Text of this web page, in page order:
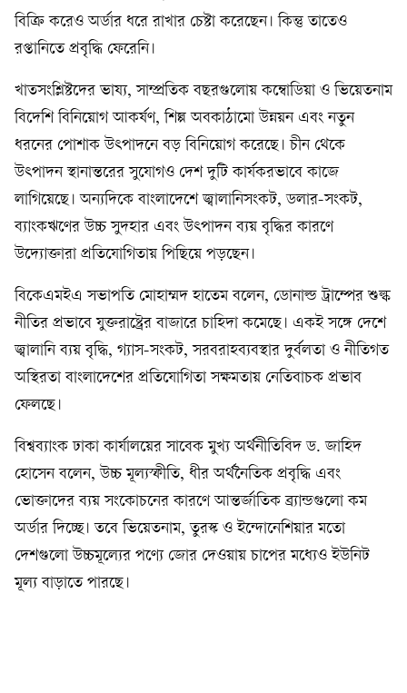
বিক্রি করেও অর্ডার ধরে রাখার চেষ্টা করেছেন। কিন্তু তাতেও
রপ্তানিতে প্রবৃদ্ধি ফেরেনি।
খাতসংশ্লিষ্টদের ভাষ্য, সাম্প্রতিক বছরগুলোয় কম্বোডিয়া ও ভিয়েতনাম
বিদেশি বিনিয়োগ আকর্ষণ, শিল্প অবকাঠামো উন্নয়ন এবং নতুন
ধরনের পোশাক উৎপাদনে বড় বিনিয়োগ করেছে। চীন থেকে
উৎপাদন স্থানান্তরের সুযোগও দেশ দুটি কার্যকরভাবে কাজে
লাগিয়েছে। অন্যদিকে বাংলাদেশে জ্বালানিসংকট, ডলার-সংকট,
ব্যাংকঋণের উচ্চ সুদহার এবং উৎপাদন ব্যয় বৃদ্ধির কারণে
উদ্যোক্তারা প্রতিযোগিতায় পিছিয়ে পড়ছেন।
বিকেএমইএ সভাপতি মোহাম্মদ হাতেম বলেন, ডোনাল্ড ট্রাম্পের শুল্ক
নীতির প্রভাবে যুক্তরাষ্ট্রের বাজারে চাহিদা কমেছে। একই সঙ্গে দেশে
জ্বালানি ব্যয় বৃদ্ধি, গ্যাস-সংকট, সরবরাহব্যবস্থার দুর্বলতা ও নীতিগত
অস্থিরতা বাংলাদেশের প্রতিযোগিতা সক্ষমতায় নেতিবাচক প্রভাব
ফেলছে।
বিশ্বব্যাংক ঢাকা কার্যালয়ের সাবেক মুখ্য অর্থনীতিবিদ ড. জাহিদ
হোসেন বলেন, উচ্চ মূল্যস্ফীতি, ধীর অর্থনৈতিক প্রবৃদ্ধি এবং
ভোক্তাদের ব্যয় সংকোচনের কারণে আন্তর্জাতিক ব্র্যান্ডগুলো কম
অর্ডার দিচ্ছে। তবে ভিয়েতনাম, তুরস্ক ও ইন্দোনেশিয়ার মতো
দেশগুলো উচ্চমূল্যের পণ্যে জোর দেওয়ায় চাপের মধ্যেও ইউনিট
মূল্য বাড়াতে পারছে।